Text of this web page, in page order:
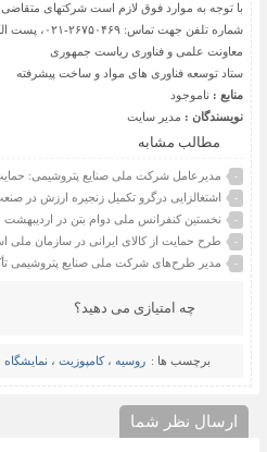
با توجه به موارد فوق لازم است شرکتهای متقاضی
شماره تلفن جهت تماس: ۲۶۷۵۰۴۶۹-۰۲۱، پست الکترونیکی: Info@amc.isti.ir
معاونت علمی و فناوری ریاست جمهوری
ستاد توسعه فناوری های مواد و ساخت پیشرفته
منابع : ناموجود
نویسندگان : مدیر سایت
مطالب مشابه
- مدیرعامل شرکت ملی صنایع پتروشیمی:
- اشتغالزایی درگرو تکمیل زنجیره ارزش در
- نخستین کنفرانس ملی دوام بتن در اردیبهشت
- طرح حمایت از کالای ایرانی در سازمان ملی
- مدیر طرح‌های شرکت ملی صنایع پتروشیمی
چه امتیازی می دهید؟
برچسب ها : روسیه،کامپوزیت، نمایشگاه
ارسال نظر شما